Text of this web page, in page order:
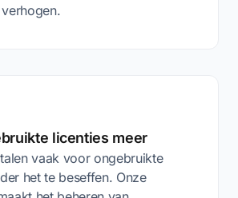
licenties meer
vaak voor ongebruikte
het te beseffen. Onze